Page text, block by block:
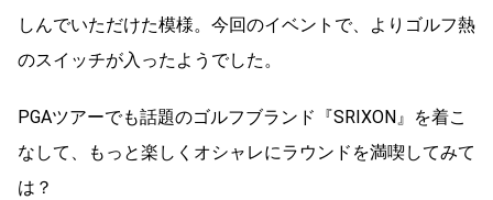
しんでいただけた模様。今回のイベントで、よりゴルフ熱
のスイッチが入ったようでした。
PGAツアーでも話題のゴルフブランド『SRIXON』を着こ
なして、もっと楽しくオシャレにラウンドを満喫してみて
は？